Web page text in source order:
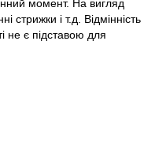
момент. На вигляд
стрижки і т.д. Відмінність
не є підставою для